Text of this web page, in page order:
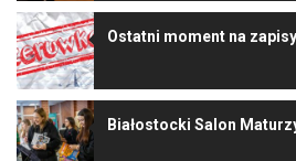
Ostatni moment na
Białostocki Salon